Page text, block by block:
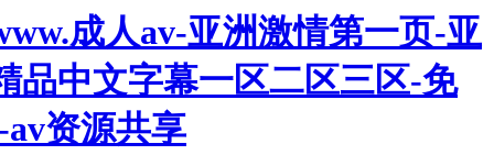
成人av-亚洲激情第一页-亚
品中文字幕一区二区三区-免
资源共享